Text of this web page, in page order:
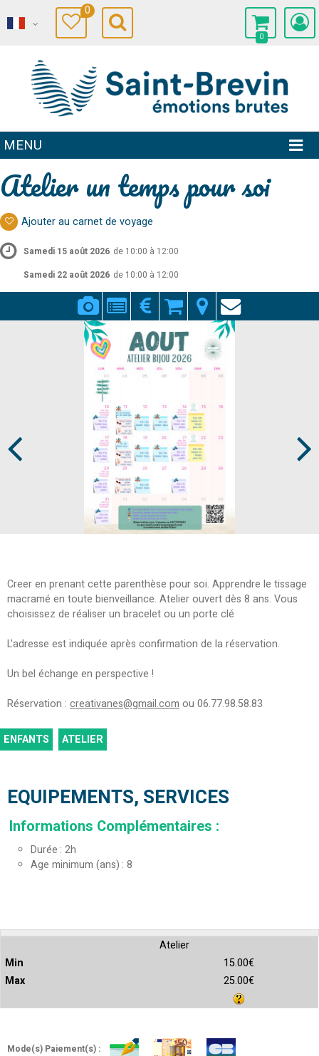
0
0
MENU
Atelier un temps pour soi
Ajouter au carnet de voyage
Samedi 15 août 2026 de 10:00 à 12:00
Samedi 22 août 2026 de 10:00 à 12:00
Creer en prenant cette parenthèse pour soi. Apprendre le tissage
macramé en toute bienveillance. Atelier ouvert dès 8 ans. Vous
choisissez de réaliser un bracelet ou un porte clé
L'adresse est indiquée après confirmation de la réservation.
Un bel échange en perspective !
Réservation : creativanes@gmail.com ou 06.77.98.58.83
ENFANTS ATELIER
EQUIPEMENTS, SERVICES
Informations Complémentaires :
Durée 2h
Age minimum (ans) 8
Atelier
15.00€
25.00€
Mode(s) Paiement(s) :